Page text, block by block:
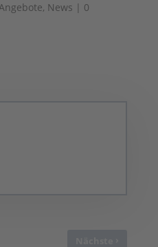
, News | 0